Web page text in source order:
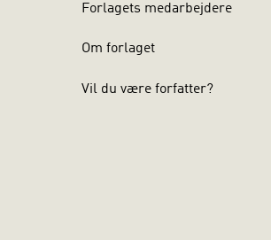
Forlagets medarbejdere
Om forlaget
Vil du være forfatter?